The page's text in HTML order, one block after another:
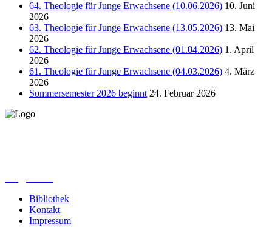
64. Theologie für Junge Erwachsene (10.06.2026) 10. Juni
2026
63. Theologie für Junge Erwachsene (13.05.2026) 13. Mai
2026
62. Theologie für Junge Erwachsene (01.04.2026) 1. April
2026
61. Theologie für Junge Erwachsene (04.03.2026) 4. März
2026
Sommersemester 2026 beginnt 24. Februar 2026
Bibliothek
Kontakt
Impressum